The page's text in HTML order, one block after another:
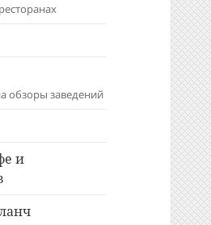
обзоры заведений
и